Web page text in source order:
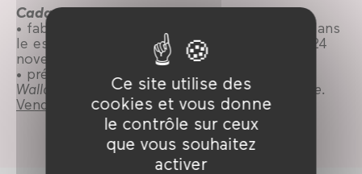
Ce site utilise des
cookies et vous donne
le contrôle sur ceux
que vous souhaitez
activer
Cadavre exquis animé
• fabriqué par les étudiant·es en animation dans
le espaces du Forum des images, du 22 au 24
novembre. Coordonné par Marcel Villoing.
• présentation lors de la soirée de clôture
Wallace & Gromit : La palme de la vengeance.
Vendredi 29 novembre à 20h